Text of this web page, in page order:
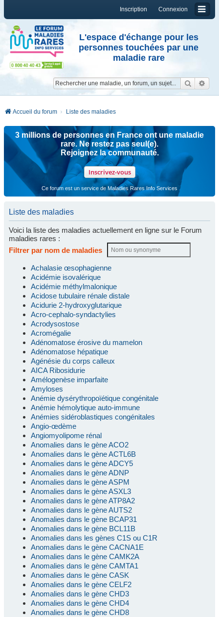
Connexion
Inscription
L'espace d'échange pour les
personnes touchées par une
maladie rare
Accueil du forum Liste des maladies
3 millions de personnes en France ont une maladie
rare. Ne restez pas seul(e).
Rejoignez la communauté.
Inscrivez-vous
Ce forum est un service de Maladies Rares Info Services
Liste des maladies
Voici la liste des maladies actuellement en ligne sur le Forum
maladies rares :
Filtrer par nom de maladies
Achalasie œsophagienne
Acidémie isovalérique
Acidémie méthylmalonique
Acidose tubulaire rénale distale
Acidurie 2-hydroxyglutarique
Acro-cephalo-syndactylies
Acrodysostose
Acromégalie
Adénomatose érosive du mamelon
Adénomatose hépatique
Agénésie du corps calleux
AICA Ribosidurie
Amélogenèse imparfaite
Amyloses
Anémie dysérythropoïétique congénitale
Anémie hémolytique auto-immune
Anémies sidéroblastiques congénitales
Angio-œdème
Angiomyolipome rénal
Anomalies dans le gène ACO2
Anomalies dans le gène ACTL6B
Anomalies dans le gène ADCY5
Anomalies dans le gène ADNP
Anomalies dans le gène ASPM
Anomalies dans le gène ASXL3
Anomalies dans le gène ATP8A2
Anomalies dans le gène AUTS2
Anomalies dans le gène BCAP31
Anomalies dans le gène BCL11B
Anomalies dans les gènes C1S ou C1R
Anomalies dans le gène CACNA1E
Anomalies dans le gène CAMK2A
Anomalies dans le gène CAMTA1
Anomalies dans le gène CASK
Anomalies dans le gène CELF2
Anomalies dans le gène CHD3
Anomalies dans le gène CHD4
Anomalies dans le gène CHD8